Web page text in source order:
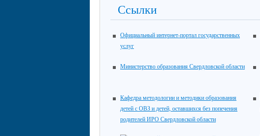
Ссылки
Официальный интернет-портал государственных
услуг
Министерство образования Свердловской области
Кафедра методологии и методики образования
детей с ОВЗ и детей, оставшихся без попечения
родителей ИРО Свердловской области